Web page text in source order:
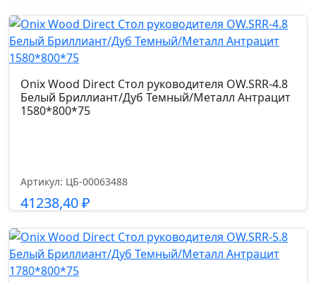
Подробнее
Onix Wood Direct Стол руководителя OW.SRR-4.8
Белый Бриллиант/Дуб Темный/Металл Антрацит
1580*800*75
Артикул: ЦБ-00063488
41238,40₽
Подробнее